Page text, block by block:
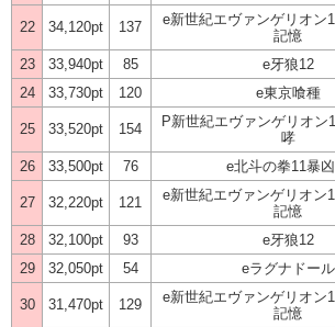
22 34,120pt 137
e新世紀エヴァンゲリオン
記憶
23 33,940pt 85 e牙狼12
24
33,730pt 120 e東京喰種
25 33,520pt 154
P新世紀エヴァンゲリオン
哮
26 33,500pt 76 e北斗の拳11暴
27 32,220pt 121
e新世紀エヴァンゲリオン
記憶
28 32,100pt 93 e牙狼12
29
32,050pt 54 eラグナドール
30 31,470pt 129
e新世紀エヴァンゲリオン
記憶